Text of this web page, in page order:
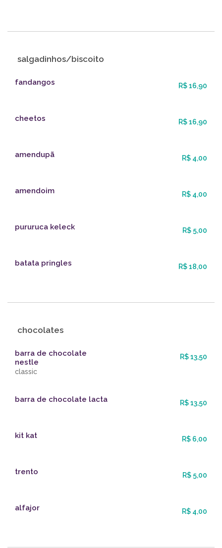
salgadinhos/biscoito
fandangos R$ 16,90
cheetos R$ 16,90
amendupã R$ 4,00
amendoim R$ 4,00
pururuca keleck R$ 5,00
batata pringles R$ 18,00
chocolates
barra de chocolate
nestle
R$ 13,50
classic
barra de chocolate lacta R$ 13,50
kit kat R$ 6,00
trento R$ 5,00
alfajor R$ 4,00